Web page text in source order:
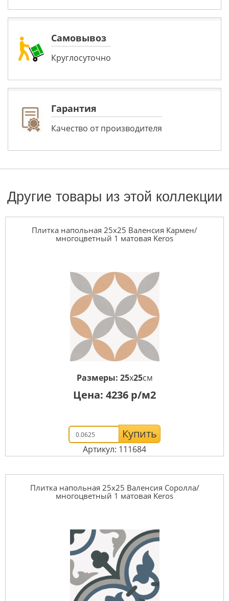
Самовывоз
Круглосуточно
Гарантия
Качество от производителя
Другие товары из этой коллекции
Плитка напольная 25x25 Валенсия Кармен/
многоцветный 1 матовая Keros
Размеры: 25x25см
Цена: 4236 р/м2
Купить
Артикул: 111684
Плитка напольная 25x25 Валенсия Соролла/
многоцветный 1 матовая Keros